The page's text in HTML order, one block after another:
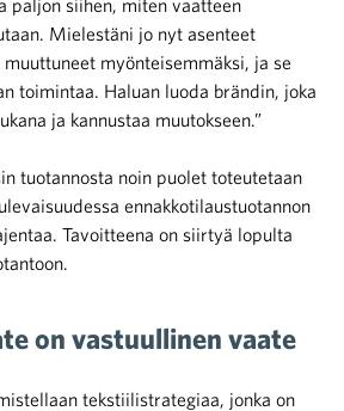
paljon siihen, miten vaatteen
Mielestäni jo nyt asenteet
myönteisemmäksi, ja se
toimintaa. Haluan luoda brändin, joka
ja kannustaa muutokseen.”
tuotannosta noin puolet toteutetaan
ennakkotilaustuotannon
Tavoitteena on siirtyä lopulta
on vastuullinen vaate
tekstiilistrategiaa, jonka on